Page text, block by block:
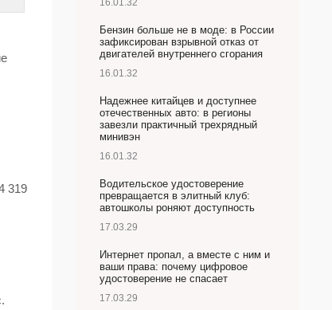
319
16.01.32
Бензин больше не в моде: в России
зафиксирован взрывной отказ от
двигателей внутреннего сгорания
16.01.32
Надежнее китайцев и доступнее
отечественных авто: в регионы
завезли практичный трехрядный
минивэн
16.01.32
Водительское удостоверение
превращается в элитный клуб:
автошколы роняют доступность
17.03.29
Интернет пропал, а вместе с ним и
ваши права: почему цифровое
удостоверение не спасает
17.03.29